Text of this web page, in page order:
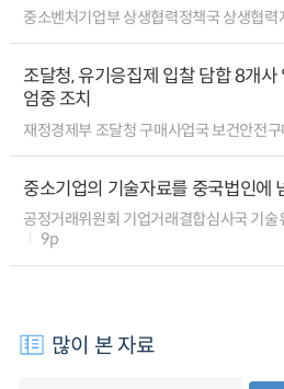
중소벤처기업부 상생협력정책국 상생협력
조달청, 유기응집제 입찰 담합 8개
엄중 조치
재정경제부 조달청 구매사업국 보건안전
중소기업의 기술자료를 중국법인에
공정거래위원회 기업거래결합심사국 기술
9p
많이 본 자료